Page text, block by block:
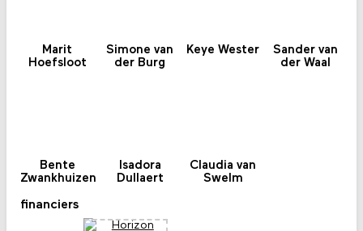
Marit
Hoefsloot
Simone van
der Burg
Keye Wester
Sander van
der Waal
Bente
Zwankhuizen
Isadora
Dullaert
Claudia van
Swelm
financiers